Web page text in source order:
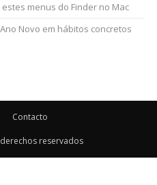
menus do Finder no Mac
Novo em hábitos concretos
Contacto
reservados